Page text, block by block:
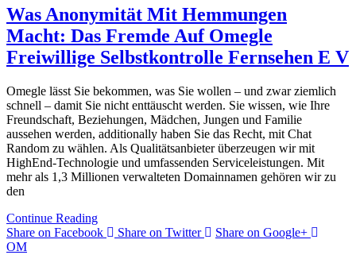
Was Anonymität Mit Hemmungen
Macht: Das Fremde Auf Omegle
Freiwillige Selbstkontrolle Fernsehen E V
Omegle lässt Sie bekommen, was Sie wollen – und zwar ziemlich
schnell – damit Sie nicht enttäuscht werden. Sie wissen, wie Ihre
Freundschaft, Beziehungen, Mädchen, Jungen und Familie
aussehen werden, additionally haben Sie das Recht, mit Chat
Random zu wählen. Als Qualitätsanbieter überzeugen wir mit
HighEnd-Technologie und umfassenden Serviceleistungen. Mit
mehr als 1,3 Millionen verwalteten Domainnamen gehören wir zu
den
Continue Reading
Share on Facebook
Share on Twitter
Share on Google+
OM